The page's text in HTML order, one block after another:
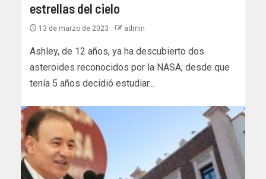
estrellas del cielo
13 de marzo de 2023 admin
Ashley, de 12 años, ya ha descubierto dos
asteroides reconocidos por la NASA; desde que
tenía 5 años decidió estudiar...